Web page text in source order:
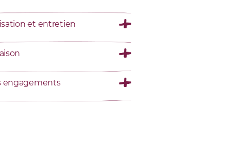
et entretien
engagements